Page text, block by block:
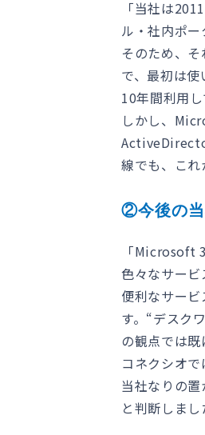
「当社は
ル・社内ポー
そのため、
で、最初は使
10年間利用
しかし、
線でも、これ
②今後の当
「Microsoft
色々なサービ
便利なサー
す。“デスク
の観点では
コネクシオ
当社なりの
と判断しまし